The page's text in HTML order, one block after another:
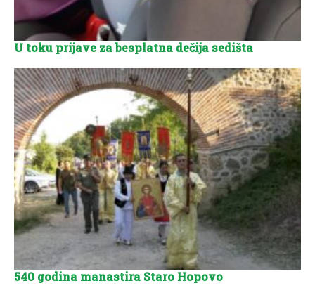
U toku prijave za besplatna dečija sedišta
540 godina manastira Staro Hopovo